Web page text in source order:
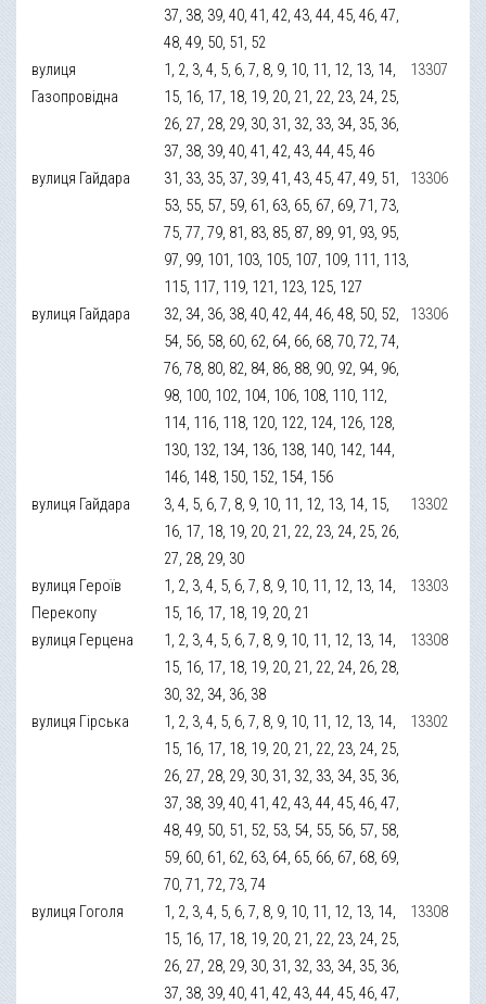
37, 38, 39, 40, 41, 42, 43, 44, 45, 46, 47,
48, 49, 50, 51, 52
вулиця
Газопровідна
1, 2, 3, 4, 5, 6, 7, 8, 9, 10, 11, 12, 13, 14,
15, 16, 17, 18, 19, 20, 21, 22, 23, 24, 25,
26, 27, 28, 29, 30, 31, 32, 33, 34, 35, 36,
37, 38, 39, 40, 41, 42, 43, 44, 45, 46
13307
вулиця Гайдара
31, 33, 35, 37, 39, 41, 43, 45, 47, 49, 51,
53, 55, 57, 59, 61, 63, 65, 67, 69, 71, 73,
75, 77, 79, 81, 83, 85, 87, 89, 91, 93, 95,
97, 99, 101, 103, 105, 107, 109, 111, 113,
115, 117, 119, 121, 123, 125, 127
13306
вулиця Гайдара
32, 34, 36, 38, 40, 42, 44, 46, 48, 50, 52,
54, 56, 58, 60, 62, 64, 66, 68, 70, 72, 74,
76, 78, 80, 82, 84, 86, 88, 90, 92, 94, 96,
98, 100, 102, 104, 106, 108, 110, 112,
114, 116, 118, 120, 122, 124, 126, 128,
130, 132, 134, 136, 138, 140, 142, 144,
146, 148, 150, 152, 154, 156
13306
вулиця Гайдара
3, 4, 5, 6, 7, 8, 9, 10, 11, 12, 13, 14, 15,
16, 17, 18, 19, 20, 21, 22, 23, 24, 25, 26,
27, 28, 29, 30
13302
вулиця Героїв
Перекопу
1, 2, 3, 4, 5, 6, 7, 8, 9, 10, 11, 12, 13, 14,
15, 16, 17, 18, 19, 20, 21
13303
вулиця Герцена
1, 2, 3, 4, 5, 6, 7, 8, 9, 10, 11, 12, 13, 14,
15, 16, 17, 18, 19, 20, 21, 22, 24, 26, 28,
30, 32, 34, 36, 38
13308
вулиця Гірська
1, 2, 3, 4, 5, 6, 7, 8, 9, 10, 11, 12, 13, 14,
15, 16, 17, 18, 19, 20, 21, 22, 23, 24, 25,
26, 27, 28, 29, 30, 31, 32, 33, 34, 35, 36,
37, 38, 39, 40, 41, 42, 43, 44, 45, 46, 47,
48, 49, 50, 51, 52, 53, 54, 55, 56, 57, 58,
59, 60, 61, 62, 63, 64, 65, 66, 67, 68, 69,
70, 71, 72, 73, 74
13302
вулиця Гоголя
1, 2, 3, 4, 5, 6, 7, 8, 9, 10, 11, 12, 13, 14,
15, 16, 17, 18, 19, 20, 21, 22, 23, 24, 25,
26, 27, 28, 29, 30, 31, 32, 33, 34, 35, 36,
37, 38, 39, 40, 41, 42, 43, 44, 45, 46, 47,
13308